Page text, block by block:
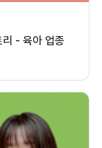
리 - 육아 업종